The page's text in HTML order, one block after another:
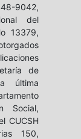
9042,
del
13379,
de
última
Social,
CUCSH
150,